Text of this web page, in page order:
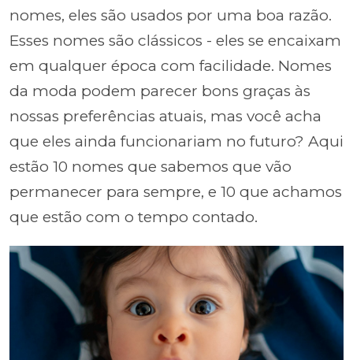
nomes, eles são usados por uma boa razão.
Esses nomes são clássicos - eles se encaixam
em qualquer época com facilidade. Nomes
da moda podem parecer bons graças às
nossas preferências atuais, mas você acha
que eles ainda funcionariam no futuro? Aqui
estão 10 nomes que sabemos que vão
permanecer para sempre, e 10 que achamos
que estão com o tempo contado.